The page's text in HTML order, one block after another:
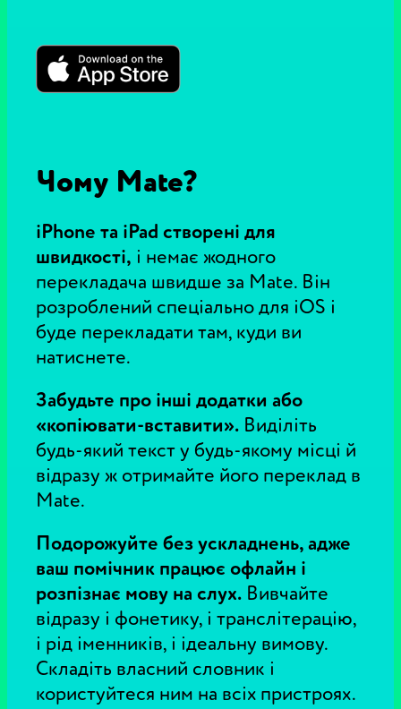
Чому Mate?
iPhone та iPad створені для
швидкості, і немає жодного
перекладача швидше за Mate. Він
розроблений спеціально для iOS і
буде перекладати там, куди ви
натиснете.
Забудьте про інші додатки або
«копіювати-вставити». Виділіть
будь-який текст у будь-якому місці й
відразу ж отримайте його переклад в
Mate.
Подорожуйте без ускладнень, адже
ваш помічник працює офлайн і
розпізнає мову на слух. Вивчайте
відразу і фонетику, і транслітерацію,
і рід іменників, і ідеальну вимову.
Складіть власний словник і
користуйтеся ним на всіх пристроях.